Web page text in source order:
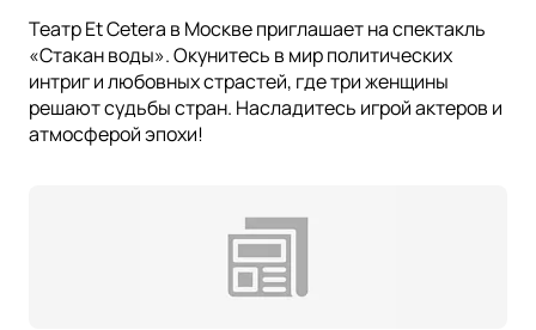
Театр Et Cetera в Москве приглашает на спектакль
«Стакан воды». Окунитесь в мир политических
интриг и любовных страстей, где три женщины
решают судьбы стран. Насладитесь игрой актеров и
атмосферой эпохи!